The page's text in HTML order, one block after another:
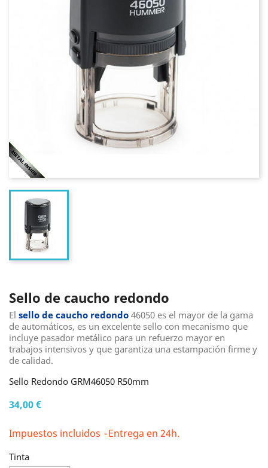
Sello de caucho redondo
El sello de caucho redondo 46050 es el mayor de la gama
de automáticos, es un excelente sello con mecanismo que
incluye pasador metálico para un refuerzo mayor en
trabajos intensivos y que garantiza una estampación firme y
de calidad.
Sello Redondo GRM46050 R50mm
34,00 €
Impuestos incluidos Entrega en 24h.
Tinta